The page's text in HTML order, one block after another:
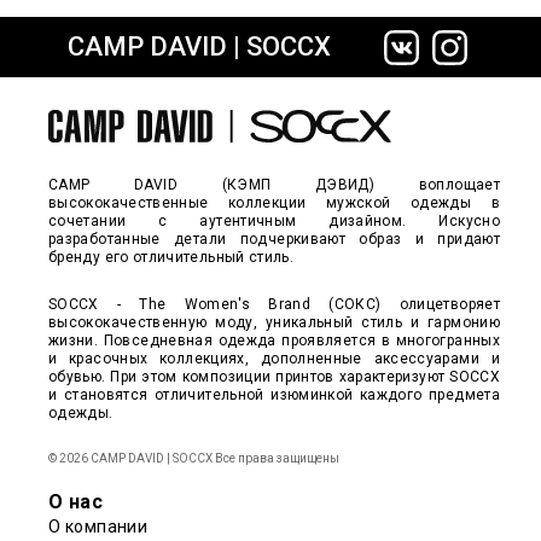
сайте СДЭК
CAMP DAVID | SOCCX
CAMP DAVID (КЭМП ДЭВИД) воплощает
высококачественные коллекции мужской одежды в
сочетании с аутентичным дизайном. Искусно
разработанные детали подчеркивают образ и придают
бренду его отличительный стиль.
SOCCX - The Women's Brand (СОКС) олицетворяет
высококачественную моду, уникальный стиль и гармонию
жизни. Повседневная одежда проявляется в многогранных
и красочных коллекциях, дополненные аксессуарами и
обувью. При этом композиции принтов характеризуют SOCCX
и становятся отличительной изюминкой каждого предмета
одежды.
© 2026 CAMP DAVID | SOCCX Все права защищены
О нас
О компании